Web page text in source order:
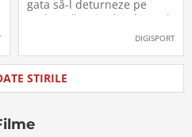
gata să-l deturneze pe
Radu Drăgușin din drumul
DIGISPORT
STIRILE